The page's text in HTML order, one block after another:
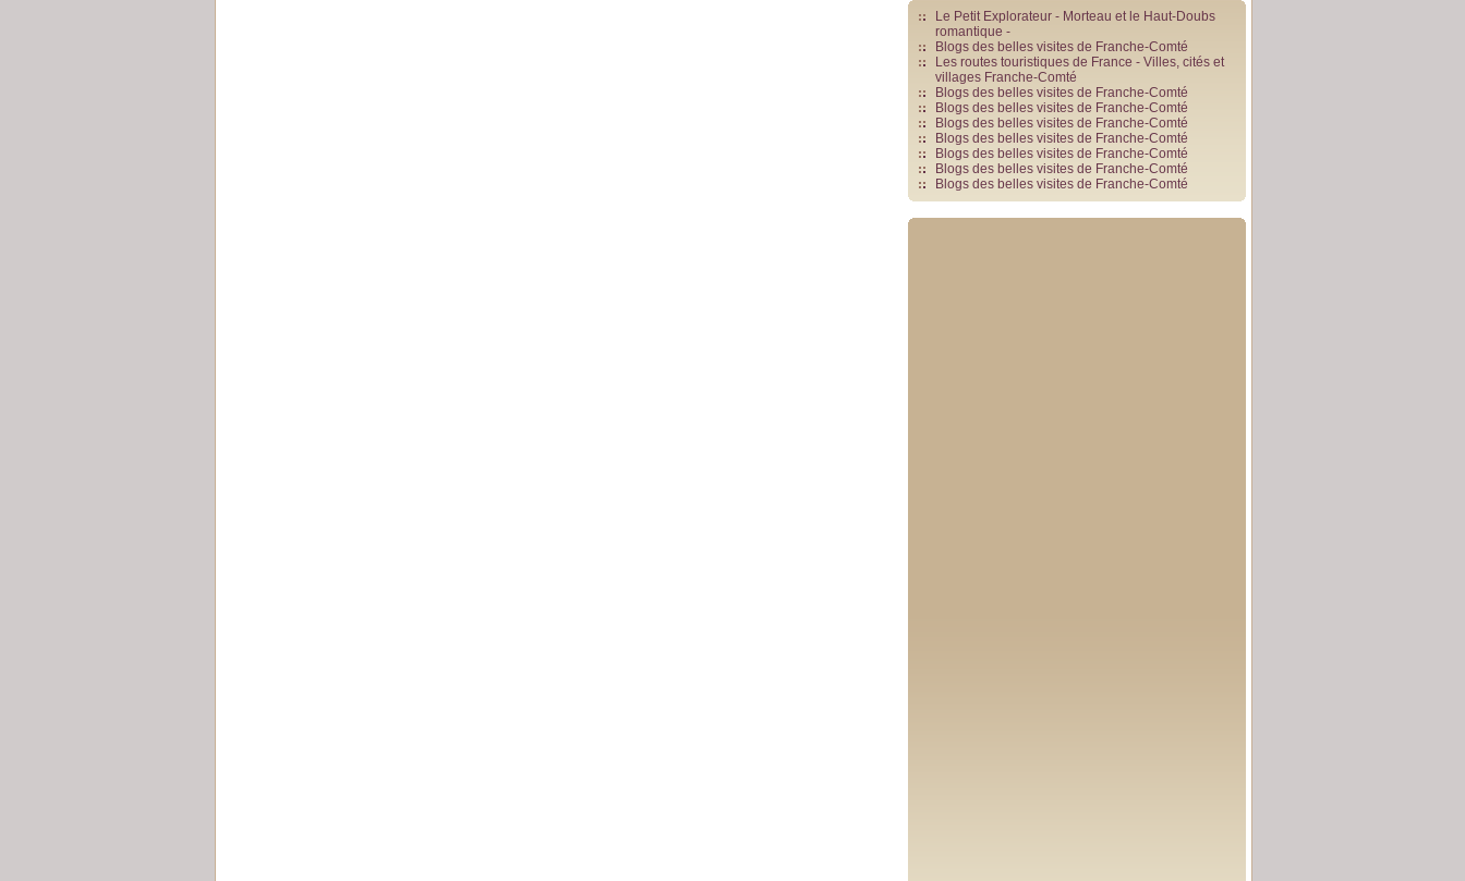
Le Petit Explorateur - Morteau et le Haut-Doubs
romantique -
Blogs des belles visites de Franche-Comté
Les routes touristiques de France - Villes, cités et
villages Franche-Comté
Blogs des belles visites de Franche-Comté
Blogs des belles visites de Franche-Comté
Blogs des belles visites de Franche-Comté
Blogs des belles visites de Franche-Comté
Blogs des belles visites de Franche-Comté
Blogs des belles visites de Franche-Comté
Blogs des belles visites de Franche-Comté